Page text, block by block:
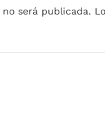
será publicada.